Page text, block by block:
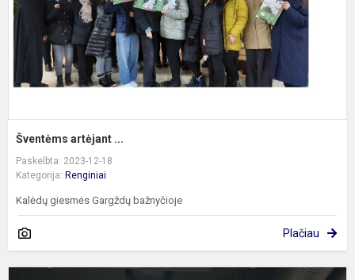
Šventėms artėjant ...
Paskelbta: 2023-12-18
Kategorija: Renginiai
Kalėdų giesmės Gargždų bažnyčioje
Plačiau